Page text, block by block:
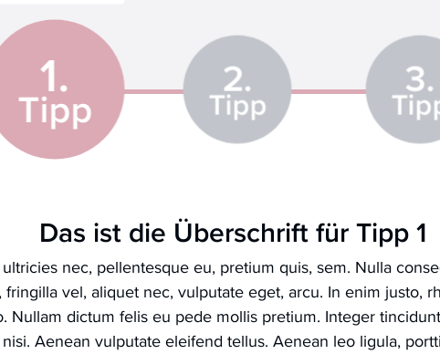
1.
Tipp
2.
Tipp 3.
Das ist die Überschrift für Tipp 1
nec, pellentesque eu, pretium quis, sem. Nulla
vel, aliquet nec, vulputate eget, arcu. In enim justo,
Nullam dictum felis eu pede mollis pretium. Integer
Aenean vulputate eleifend tellus. Aenean leo ligula,